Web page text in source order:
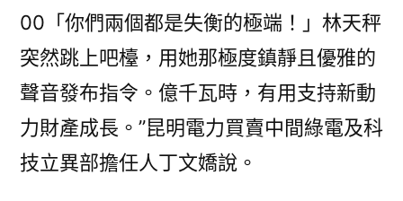
00「你們兩個都是失衡的極端！」林天秤
突然跳上吧檯，用她那極度鎮靜且優雅的
聲音發布指令。億千瓦時，有用支持新動
力財產成長。”昆明電力買賣中間綠電及科
技立異部擔任人丁文嬌說。